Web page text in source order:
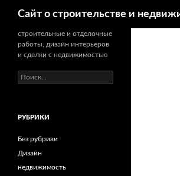
Сайт о строительстве и
строительные и отделочные
работы, дизайн интерьеров
и сделки с недвижимостью
Н
а
иРУБРИКИ
Без рубрики
Дизайн
недвижимость